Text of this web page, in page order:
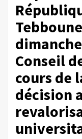
Conseil
cours de
décision